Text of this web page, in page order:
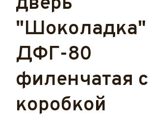
"Шоколадка"
ДФГ-80
филенчатая с
коробкой